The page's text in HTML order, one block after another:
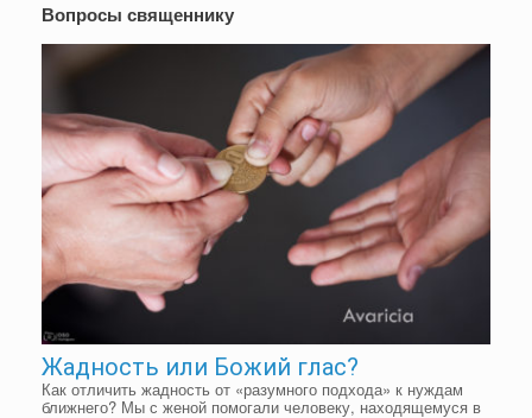
Вопросы священнику
Жадность или Божий глас?
Как отличить жадность от «разумного подхода» к нуждам
ближнего? Мы с женой помогали человеку, находящемуся в